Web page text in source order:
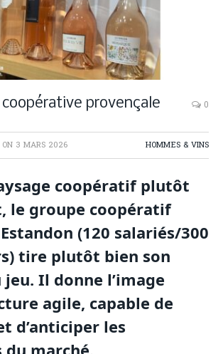
coopérative provençale 0
ON 3 MARS 2026 HOMMES & VINS
coopératif plutôt
le groupe coopératif
(120 salariés/300
tire plutôt bien son
Il donne l’image
agile, capable de
d’anticiper les
marché.